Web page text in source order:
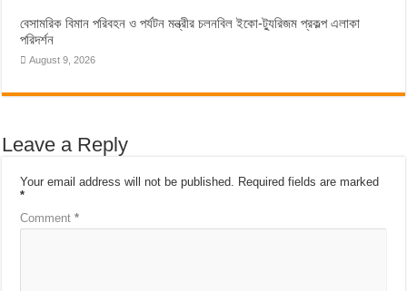
বেসামরিক বিমান পরিবহন ও পর্যটন মন্ত্রীর চলনবিল ইকো-ট্যুরিজম প্রকল্প এলাকা
পরিদর্শন
August 9, 2026
Leave a Reply
Your email address will not be published. Required fields are marked
*
Comment*